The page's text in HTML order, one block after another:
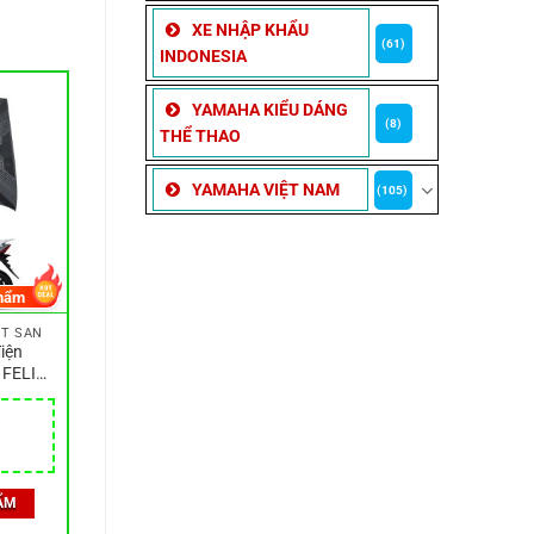
XE NHẬP KHẨU
INDONESIA
(61)
YAMAHA KIỂU DÁNG
THỂ THAO
(8)
YAMAHA VIỆT NAM (105)
SÀN
FELIZ
cao
đẹp
₫.